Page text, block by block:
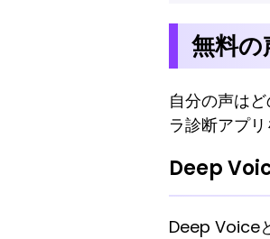
無料
自分の声は
ラ診断アプ
Deep
Deep Voice